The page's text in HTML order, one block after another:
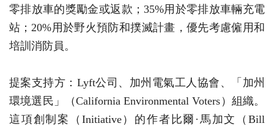
零排放車的獎勵金或返款；35%用於零排放車輛充電
站；20%用於野火預防和撲滅計畫，優先考慮僱用和
培訓消防員。
提案支持方：Lyft公司、加州電氣工人協會、「加州
環境選民」（California Environmental Voters）組織。
這項創制案（Initiative）的作者比爾·馬加文（Bill